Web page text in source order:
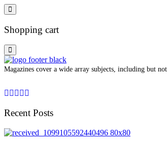
Shopping cart
Magazines cover a wide array subjects, including but
Recent Posts